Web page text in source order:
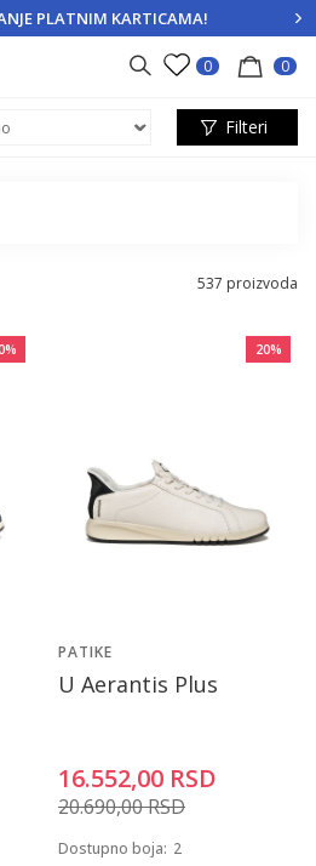
PLATNIM KARTICAMA!
0 0
Filteri
537 proizvoda
% 20%
PATIKE
U Aerantis Plus
16.552,00 RSD
20.690,00RSD
Dostupno boja: 2